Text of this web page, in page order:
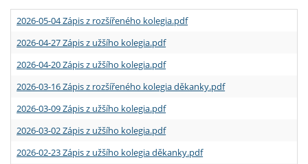
2026-05-04 Zápis z rozšířeného kolegia.pdf
2026-04-27 Zápis z užšího kolegia.pdf
2026-04-20 Zápis z užšího kolegia.pdf
2026-03-16 Zápis z rozšířeného kolegia děkanky.pdf
2026-03-09 Zápis z užšího kolegia.pdf
2026-03-02 Zápis z užšího kolegia.pdf
2026-02-23 Zápis z užšího kolegia děkanky.pdf